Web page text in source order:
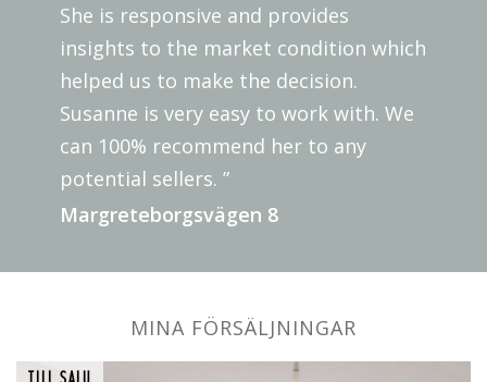
She is responsive and provides
insights to the market condition which
helped us to make the decision.
Susanne is very easy to work with. We
can 100% recommend her to any
potential sellers. ”
Margreteborgsvägen 8
MINA FÖRSÄLJNINGAR